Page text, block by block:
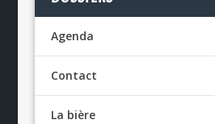
Agenda
Contact
La bière